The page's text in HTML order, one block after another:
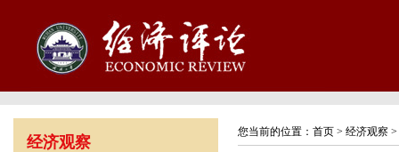
经济观察
您当前的位置： 首页 > 经济观察 >